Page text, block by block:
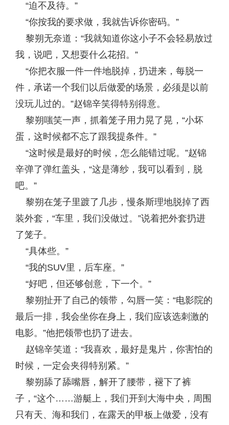
“迫不及待。”
“你按我的要求做，我就告诉你密码。”
黎朔无奈道：“我就知道你这小子不会轻易放过
我，说吧，又想耍什么花招。”
“你把衣服一件一件地脱掉，扔进来，每脱一
件，承诺一个我们以后做爱的场景，必须是以前
没玩儿过的。”赵锦辛笑得特别得意。
黎朔嗤笑一声，抓着笼子用力晃了晃，“小坏
蛋，这时候都不忘了跟我提条件。”
“这时候是最好的时候，怎么能错过呢。”赵锦
辛弹了弹红盖头，“这是薄纱，我可以看到，脱
吧。”
黎朔在笼子里踱了几步，慢条斯理地脱掉了西
装外套，“车里，我们没做过。”说着把外套扔进
了笼子。
“具体些。”
“我的SUV里，后车座。”
“好吧，但还够创意，下一个。”
黎朔扯开了自己的领带，勾唇一笑：“电影院的
最后一排，我会坐你在身上，我们应该选刺激的
电影。”他把领带也扔了进去。
赵锦辛笑道：“我喜欢，最好是鬼片，你害怕的
时候，一定会夹得特别紧。”
黎朔舔了舔嘴唇，解开了腰带，褪下了裤
子，“这个……游艇上，我们开到大海中央，周围
只有天、海和我们，在露天的甲板上做爱，没有